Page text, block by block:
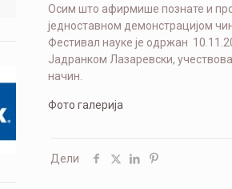
Осим што афирмише познате и
једноставном демонстрацијом
Фестивал науке је одржан
Јадранком Лазаревски,
начин.
Фото галерија
Дели